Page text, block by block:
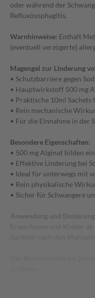
oder während der
Refluxösophagitis.
Warnhinweise: Enthält
(eventuell verzögerte)
Magengel zur Linderung
• Schutzbarriere gegen
• Hauptwirkstoff 500 mg
• Praktische 10ml
• Rein mechanische
• Für die Einnahme in der
Besondere Eigenschaften:
• 500 mg Alginat bilden
• Effektive Linderung bei
• Ideal für unterwegs mit
• Rein physikalische
• Sicher für Schwangere
Anwendung und Dosierung: